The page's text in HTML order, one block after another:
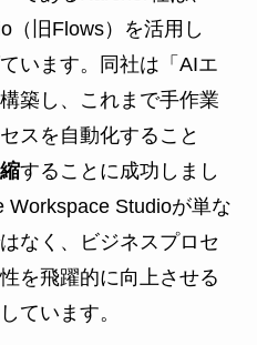
（旧Flows）を活用し
います。同社は「AIエ
築し、これまで手作業
スを自動化すること
することに成功しまし
Workspace Studioが単な
なく、ビジネスプロセ
を飛躍的に向上させる
ています。